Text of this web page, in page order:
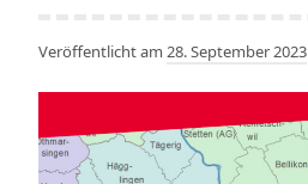
Veröffentlicht am 28. September 2023